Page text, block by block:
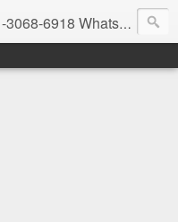
1145-3780 cotizacionregioprotectores@gmail.com / regioprotectores@gmail.com https://www.facebook.com/RegioProtectores/